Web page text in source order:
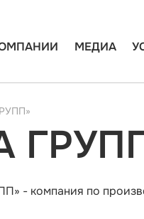
МЕДИА
- компания по